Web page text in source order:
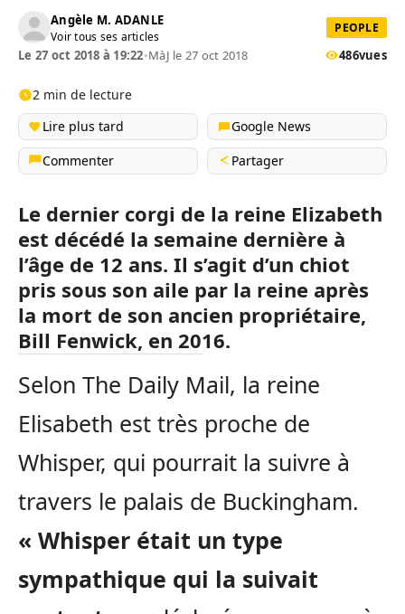
Angèle M. ADANLE
Voir tous ses articles
PEOPLE
Le 27 oct 2018 à 19:22•MàJ le 27 oct 2018 486vues
2 min de lecture
Lire plus tard
Google News
Commenter
Partager
Le dernier corgi de la reine Elizabeth
est décédé la semaine dernière à
l’âge de 12 ans. Il s’agit d’un chiot
pris sous son aile par la reine après
la mort de son ancien propriétaire,
Bill Fenwick, en 2016.
Selon The Daily Mail, la reine
Elisabeth est très proche de
Whisper, qui pourrait la suivre à
travers le palais de Buckingham.
« Whisper était un type
sympathique qui la suivait